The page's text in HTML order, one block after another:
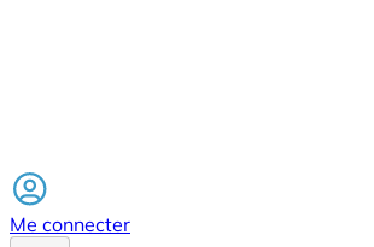
Me connecter